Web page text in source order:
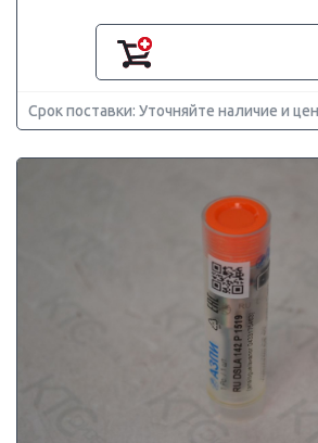
Срок поставки: Уточняйте наличие и